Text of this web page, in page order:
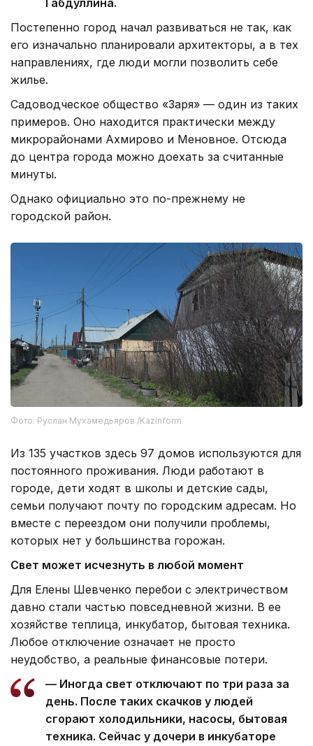
Габдуллина.
Постепенно город начал развиваться не так, как
его изначально планировали архитекторы, а в тех
направлениях, где люди могли позволить себе
жилье.
Садоводческое общество «Заря» — один из таких
примеров. Оно находится практически между
микрорайонами Ахмирово и Меновное. Отсюда
до центра города можно доехать за считанные
минуты.
Однако официально это по-прежнему не
городской район.
Фото: Руслан Мухамедьяров /Kazinform
Из 135 участков здесь 97 домов используются для
постоянного проживания. Люди работают в
городе, дети ходят в школы и детские сады,
семьи получают почту по городским адресам. Но
вместе с переездом они получили проблемы,
которых нет у большинства горожан.
Свет может исчезнуть в любой момент
Для Елены Шевченко перебои с электричеством
давно стали частью повседневной жизни. В ее
хозяйстве теплица, инкубатор, бытовая техника.
Любое отключение означает не просто
неудобство, а реальные финансовые потери.
— Иногда свет отключают по три раза за
день. После таких скачков у людей
сгорают холодильники, насосы, бытовая
техника. Сейчас у дочери в инкубаторе